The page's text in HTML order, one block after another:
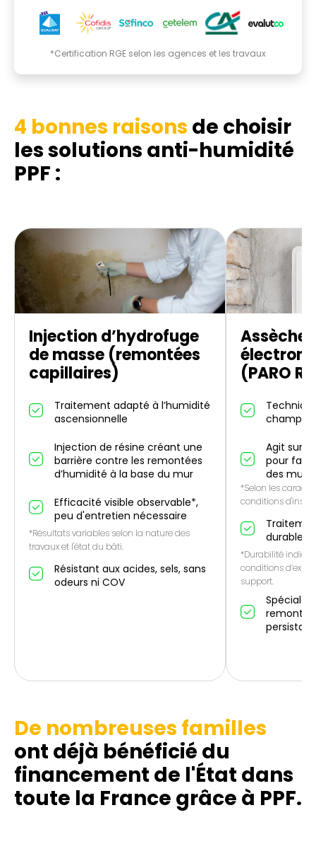
*Certification RGE selon les agences et les travaux
4 bonnes raisons de choisir
les solutions anti-humidité
PPF :
Injection d’hydrofuge
de masse (remontées
capillaires)
Traitement adapté à l’humidité
ascensionnelle
Injection de résine créant une
barrière contre les remontées
d’humidité à la base du mur
Efficacité visible observable*,
peu d'entretien nécessaire
*Résultats variables selon la nature des
travaux et l'état du bâti.
Résistant aux acides, sels, sans
odeurs ni COV
(PARO
champ
Agit sur
pour
des murs*
*Selon les
conditions
durable*
*Durabilité
conditions
support.
De nombreuses familles
ont déjà bénéficié du
financement de l'État dans
toute la France grâce à PPF.